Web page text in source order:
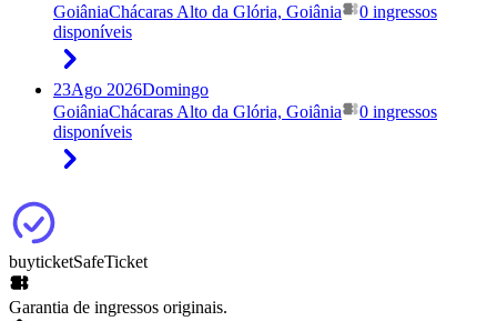
GoiâniaChácaras Alto da Glória, Goiânia
0 ingressos
disponíveis
23Ago 2026Domingo
GoiâniaChácaras Alto da Glória, Goiânia
0 ingressos
disponíveis
buyticketSafeTicket
Garantia de ingressos originais.